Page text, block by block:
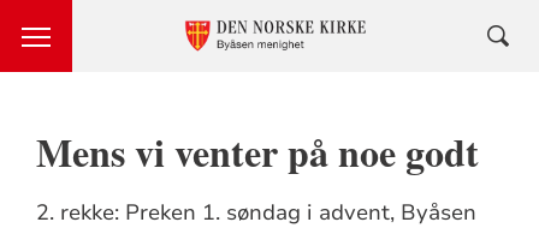
Mens vi venter på noe godt
2. rekke: Preken 1. søndag i advent, Byåsen